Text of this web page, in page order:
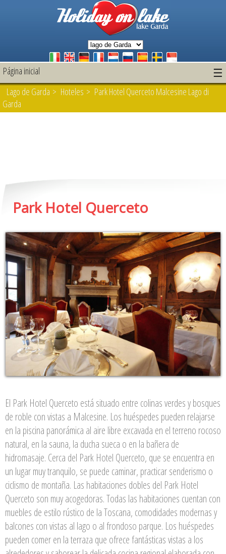
Página inicial ☰
Lago de Garda > Hoteles > Park Hotel Querceto Malcesine Lago di
Garda
Park Hotel Querceto
El Park Hotel Querceto está situado entre colinas verdes y bosques
de roble con vistas a Malcesine. Los huéspedes pueden relajarse
en la piscina panorámica al aire libre excavada en el terreno rocoso
natural, en la sauna, la ducha sueca o en la bañera de
hidromasaje. Cerca del Park Hotel Querceto, que se encuentra en
un lugar muy tranquilo, se puede caminar, practicar senderismo o
ciclismo de montaña. Las habitaciones dobles del Park Hotel
Querceto son muy acogedoras. Todas las habitaciones cuentan con
muebles de estilo rústico de la Toscana, comodidades modernas y
balcones con vistas al lago o al frondoso parque. Los huéspedes
pueden comer en la terraza que ofrece fantásticas vistas a los